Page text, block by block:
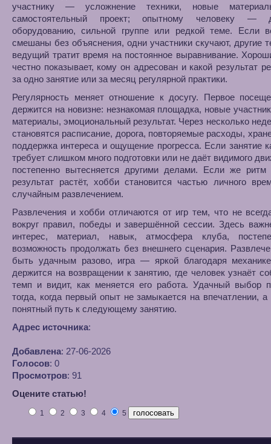
участнику — усложнение техники, новые
самостоятельный проект; опытному человеку —
оборудованию, сильной группе или редкой теме. Если
смешаны без объяснения, одни участники скучают, другие
ведущий тратит время на постоянное выравнивание.
честно показывает, кому он адресован и какой результат
за одно занятие или за месяц регулярной практики.
Регулярность меняет отношение к досугу. Первое
держится на новизне: незнакомая площадка, новые
материалы, эмоциональный результат. Через несколько
становятся расписание, дорога, повторяемые расходы,
поддержка интереса и ощущение прогресса. Если занятие
требует слишком много подготовки или не даёт видимого
постепенно вытесняется другими делами. Если же
результат растёт, хобби становится частью личного
случайным развлечением.
Развлечения и хобби отличаются от игр тем, что не
вокруг правил, победы и завершённой сессии. Здесь
интерес, материал, навык, атмосфера клуба,
возможность продолжать без внешнего сценария.
быть удачным разово, игра — яркой благодаря
держится на возвращении к занятию, где человек узнаёт
темп и видит, как меняется его работа. Удачный выбор
тогда, когда первый опыт не замыкается на впечатлении, а
понятный путь к следующему занятию.
Адрес источника:
Добавлена: 27-06-2026
Голосов: 0
Просмотров: 91
Оцените статью!
1 2 3 4 5